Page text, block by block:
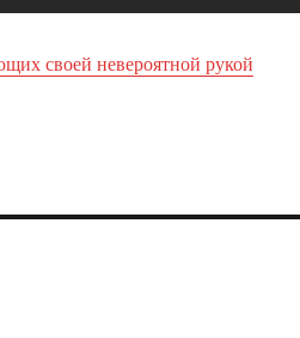
своей невероятной рукой